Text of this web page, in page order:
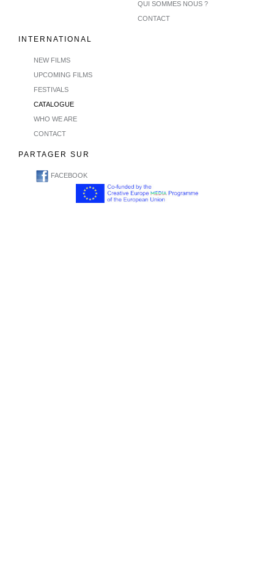
QUI SOMMES NOUS ?
CONTACT
INTERNATIONAL
NEW FILMS
UPCOMING FILMS
FESTIVALS
CATALOGUE
WHO WE ARE
CONTACT
PARTAGER SUR
FACEBOOK